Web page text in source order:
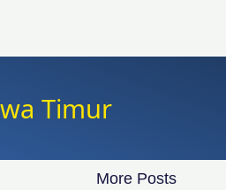
Timur
More Posts